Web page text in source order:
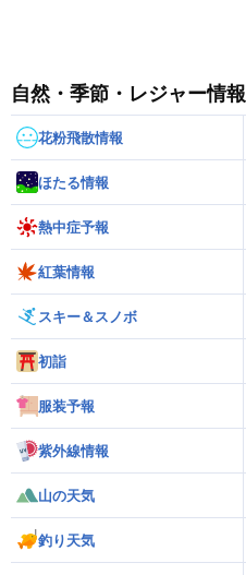
自然・季節・レジャー情報
花粉飛散情報
ほたる情報
熱中症予報
紅葉情報
スキー＆スノボ
初詣
服装予報
紫外線情報
山の天気
釣り天気